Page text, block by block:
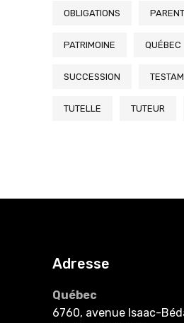
OBLIGATIONS
PATRIMOINE QUÉBEC
SUCCESSION
TUTELLE TUTEUR
Adresse
Québec
6760, avenue Isaac-